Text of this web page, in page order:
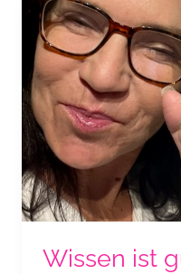
Wissen ist